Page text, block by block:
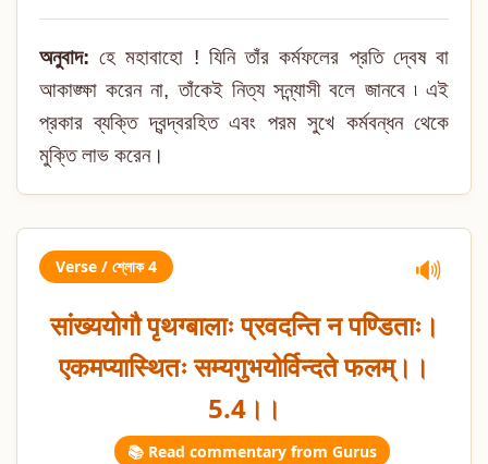
অনুবাদ: হে মহাবাহো ! যিনি তাঁর কর্মফলের প্রতি দ্বেষ বা
আকাঙ্ক্ষা করেন না, তাঁকেই নিত্য সন্ন্যাসী বলে জানবে ৷ এই
প্রকার ব্যক্তি দ্বন্দ্বরহিত এবং পরম সুখে কর্মবন্ধন থেকে
মুক্তি লাভ করেন।
Verse / শ্লোক 4 🔊
सांख्ययोगौ पृथग्बालाः प्रवदन्ति न पण्डिताः।
एकमप्यास्थितः सम्यगुभयोर्विन्दते फलम्।।
5.4।।
📚 Read commentary from Gurus